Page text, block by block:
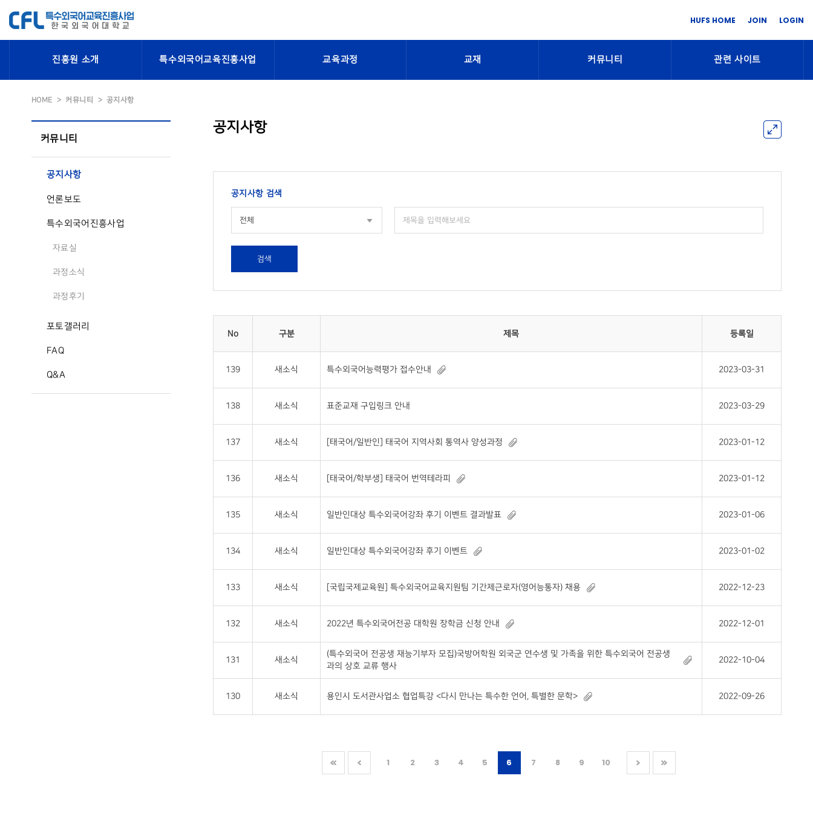
HUFS HOME JOIN LOGIN
진흥원 소개 특수외국어교육진흥사업 교육과정 교재 커뮤니티 관련 사이트
HOME 커뮤니티 공지사항
커뮤니티
공지사항
언론보도
특수외국어진흥사업
자료실
과정소식
과정후기
포토갤러리
FAQ
Q&A
공지사항
공지사항 검색
전체
검색
No 구분 제목 등록일
139 새소식 특수외국어능력평가 접수안내 2023-03-31
138 새소식 표준교재 구입링크 안내 2023-03-29
137 새소식 [태국어/일반인] 태국어 지역사회 통역사 양성과정 2023-01-12
136 새소식 [태국어/학부생] 태국어 번역테라피 2023-01-12
135 새소식 일반인대상 특수외국어강좌 후기 이벤트 결과발표 2023-01-06
134 새소식 일반인대상 특수외국어강좌 후기 이벤트 2023-01-02
133 새소식 [국립국제교육원] 특수외국어교육지원팀 기간제근로자(영어능통자) 채용 2022-12-23
132 새소식 2022년 특수외국어전공 대학원 장학금 신청 안내 2022-12-01
131 새소식
(특수외국어 전공생 재능기부자 모집)국방어학원 외국군 연수생 및 가족을 위한 특수외국어 전공생
과의 상호 교류 행사
2022-10-04
130 새소식 용인시 도서관사업소 협업특강 <다시 만나는 특수한 언어, 특별한 문학> 2022-09-26
1 2 3 4 5 6 7 8 9 10